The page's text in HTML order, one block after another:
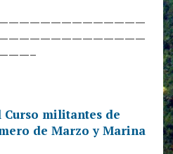
militantes de
de Marzo y Marina